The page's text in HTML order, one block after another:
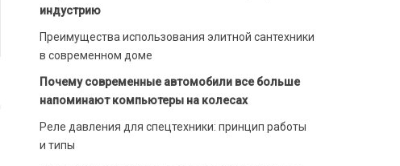
индустрию
Преимущества использования элитной сантехники
в современном доме
Почему современные автомобили все больше
напоминают компьютеры на колесах
Реле давления для спецтехники: принцип работы
и типы